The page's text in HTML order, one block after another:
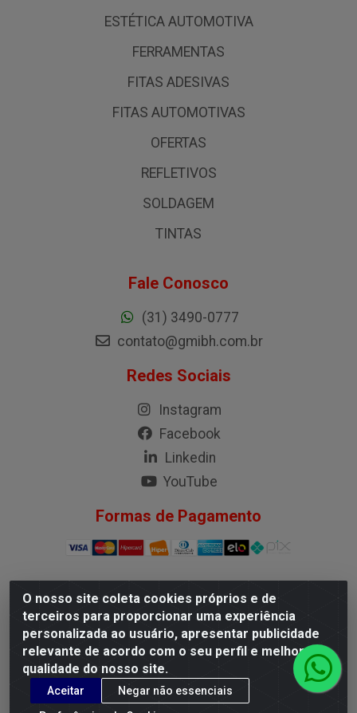
O nosso site coleta cookies próprios e de
terceiros para proporcionar uma experiência
personalizada ao usuário, apresentar publicidade
relevante de acordo com o seu perfil e melhorar a
qualidade do nosso site.
Aceitar
Negar não essenciais
ESTÉTICA AUTOMOTIVA
FERRAMENTAS
FITAS ADESIVAS
FITAS AUTOMOTIVAS
OFERTAS
REFLETIVOS
SOLDAGEM
TINTAS
Fale Conosco
(31) 3490-0777
contato@gmibh.com.br
Redes Sociais
Instagram
Facebook
Linkedin
YouTube
Formas de Pagamento
G.M.I. Distribuidora LTDA - Rua Conselheiro Pena, 50 -
Santa Branca, Belo Horizonte/MG - CEP 31.710-150 -
CNPJ 04.098.359/0001-02